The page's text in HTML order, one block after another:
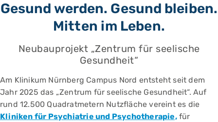
Gesund werden. Gesund bleiben.
Mitten im Leben.
Neubauprojekt „Zentrum für seelische
Gesundheit“
Am Klinikum Nürnberg Campus Nord entsteht seit dem
Jahr 2025 das „Zentrum für seelische Gesundheit“. Auf
rund 12.500 Quadratmetern Nutzfläche vereint es die
Kliniken für Psychiatrie und Psychotherapie,für